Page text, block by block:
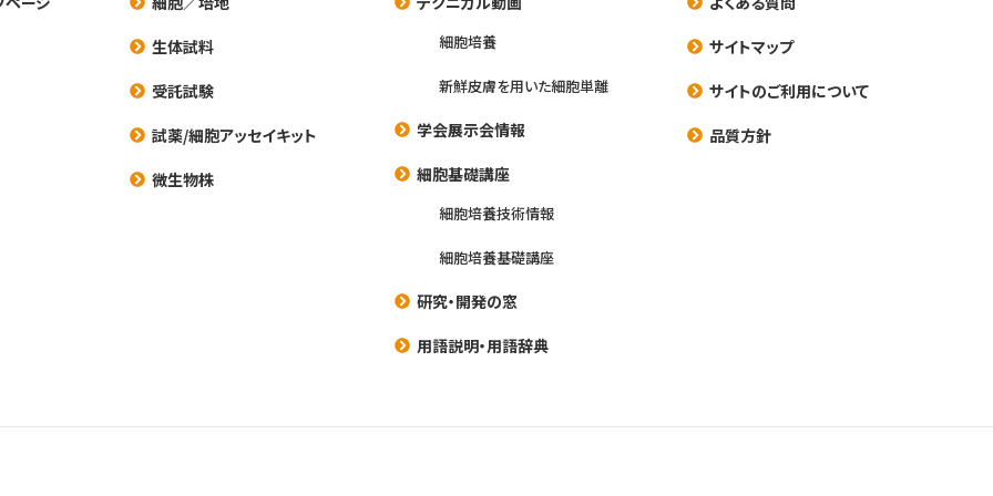
生体試料
受託試験
試薬/細胞アッセイキット
微生物株
細胞培養
新鮮皮膚を用いた細胞単離
学会展示会情報
細胞基礎講座
細胞培養技術情報
細胞培養基礎講座
研究・開発の窓
用語説明・用語辞典
サイトマップ
サイトのご利用について
品質方針